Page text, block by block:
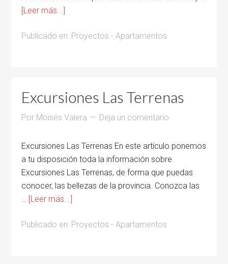
[Leer más...]
Publicado en: Proyectos - Apartamentos
Excursiones Las Terrenas
Por Moisés Valera Deja un comentario
Excursiones Las Terrenas En este artículo ponemos
a tu disposición toda la información sobre
Excursiones Las Terrenas, de forma que puedas
conocer, las bellezas de la provincia. Conozca las
… [Leer más...]
Publicado en: Proyectos - Apartamentos